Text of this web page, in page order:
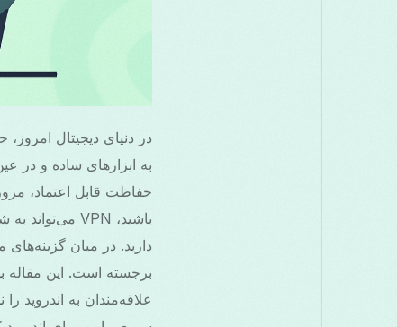
در دنیای دیجیتال
حفاظت قابل اعتماد،